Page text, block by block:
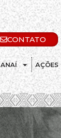
CONTATO
ANAÍ AÇÕES